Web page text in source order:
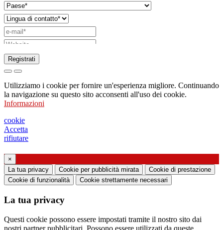
Richiesta di invio di catalogo
Richiesta di essere contattato da un vostro
funzionario di vendita
Richiesta di supporto o di progettazione
illuminotecnica
Richiesta di webinar o training formativo sui
prodotti Ghidini & Lucitalia
Manifestazione del consenso (art. 7 Regolamento
UE n. 2016/679)
Registrati
Utilizziamo i cookie per fornire un'esperienza migliore. Continuando
la navigazione su questo sito acconsenti all'uso dei cookie.
Informazioni
cookie
Accetta
rifiutare
×
La tua privacy
Cookie per pubblicità mirata
Cookie di prestazione
Cookie di funzionalità
Cookie strettamente necessari
La tua privacy
Questi cookie possono essere impostati tramite il nostro sito dai
nostri partner pubblicitari. Possono essere utilizzati da queste